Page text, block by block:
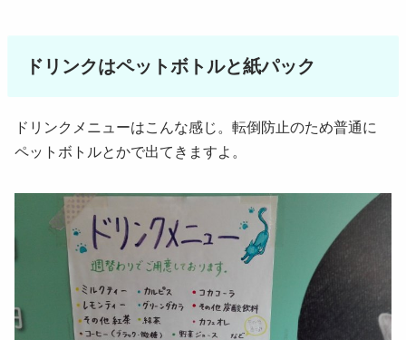
ドリンクはペットボトルと紙パック
ドリンクメニューはこんな感じ。転倒防止のため普通に
ペットボトルとかで出てきますよ。